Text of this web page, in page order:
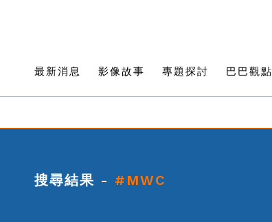
最新消息 影像故事 專題探討 巴巴觀點
搜尋結果 - #MWC